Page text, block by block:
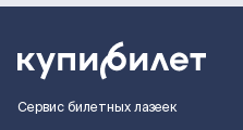
Сервис билетных лазеек